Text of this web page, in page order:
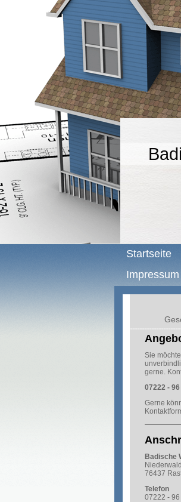
Startseite
Sie
gerne.
07222 -
Gerne
Badische
76437
Telefon
07222 -